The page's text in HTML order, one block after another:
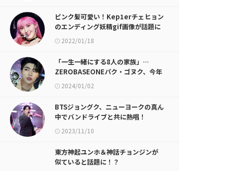
ピンク髪可愛い！Kep1erチェヒョン
のエンディング妖精gif画像が話題に
2022/01/18
「一生一緒にする8人の家族」…
ZEROBASEONEパク・ゴヌク、今年
「20歳」になった感想明かす
2024/01/02
BTSジョングク、ニューヨークの真ん
中でバンドライブと共に熱唱！
2023/11/10
東方神起ユンホ＆神話チョンジンが
似ていると話題に！？